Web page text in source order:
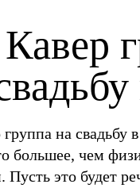
Кавер
группа на свадьбу
большее, чем
Пусть это будет